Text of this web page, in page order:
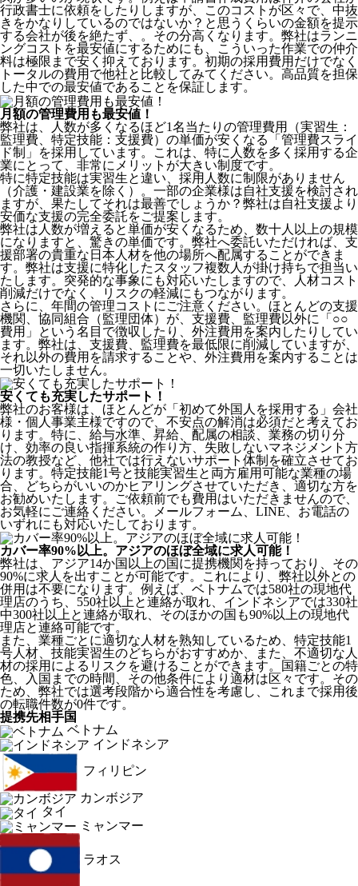
行政書士に依頼をしたりしますが、このコストが区々で、中抜
きをかなりしているのではないか？と思うくらいの金額を提示
する会社が後を絶たず、。その分高くなります。弊社はランニ
ングコストを最安値にするためにも、こういった作業での仲介
料は極限まで安く抑えております。 初期の採用費用だけでなく
トータルの費用で他社と比較してみてください。 高品質を担保
した中での最安値であることを保証します。
月額の管理費用も最安値！
弊社は、
人数が多くなるほど1名当たりの管理費用（実習生：
監理費、特定技能：支援費）の単価が安くなる「管理費スライ
ド制」を採用 しています。これは、特に人数を多く採用する企
業にとって、非常にメリットが大きい制度です。
特に特定技能は実習生と違い、採用人数に制限がありません
（介護・建設業を除く）。一部の企業様は自社支援を検討され
ますが、果たしてそれは最善でしょうか？弊社は自社支援より
安価な支援の完全委託をご提案します。
弊社は人数が増えると単価が安くなるため、数十人以上の規模
になりますと、驚きの単価です。弊社へ委託いただければ、支
援部署の貴重な日本人材を他の場所へ配属することができま
す。弊社は支援に特化したスタッフ複数人が掛け持ちで担当い
たします。突発的な事象にも対応いたしますので、人材コスト
削減だけでなく、リスクの軽減にもつながります。
さらに、年間の管理コストにご注意ください。ほとんどの支援
機関、協同組合（監理団体）が、支援費、監理費以外に「○○
費用」という名目で徴収したり、外注費用を案内したりしてい
ます。弊社は、支援費、監理費を最低限に削減していますが、
それ以外の費用を請求することや、外注費用を案内することは
一切いたしません。
安くても充実したサポート！
弊社のお客様は、ほとんどが 「初めて外国人を採用する」 会社
様・個人事業主様ですので、不安点の解消は必須だと考えてお
ります。特に、給与水準、昇給、配属の相談、業務の切り分
け、効率の良い指揮系統の作り方、失敗しないマネジメント方
法の教授など、 他社では行えないサポート体制 を確立させてお
ります。特定技能1号と技能実習生と両方雇用可能な業種の場
合、どちらがいいのかヒアリングさせていただき、適切な方を
お勧めいたします。ご依頼前でも費用はいただきませんので、
お気軽にご連絡ください。メールフォーム、LINE、お電話の
いずれにも対応いたしております。
カバー率90%以上。アジアのほぼ全域に求人可能！
弊社は、 アジア14か国以上の国に提携機関を持っており、その
90%に求人を出すことが可能です。これにより、弊社以外との
併用は不要になります。例えば、ベトナムでは580社の現地代
理店のうち、550社以上と連絡が取れ、インドネシアでは330社
中300社以上と連絡が取れ、そのほかの国も90%以上の現地代
理店と連絡可能です。
また、業種ごとに適切な人材を熟知しているため、特定技能1
号人材、技能実習生のどちらがおすすめか、また、不適切な人
材の採用によるリスクを避けることができます。国籍ごとの特
色、入国までの時間、その他条件により適材は区々です。その
ため、弊社では選考段階から適合性を考慮し、これまで採用後
の転職件数が0件です。
提携先相手国
ベトナム
インドネシア
フィリピン
カンボジア
タイ
ミャンマー
ラオス